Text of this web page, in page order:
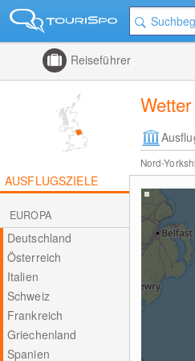
Reiseführer
Nord-
AUSFLUGSZIELE
EUROPA
Deutschland
Österreich
Italien
Schweiz
Frankreich
Griechenland
Spanien